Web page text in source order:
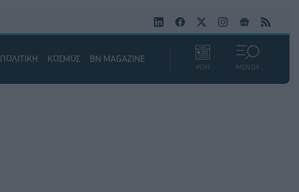
ΠΟΛΙΤΙΚΗ ΚΟΣΜΟΣ BN MAGAZINE
ΡΟΗ ΜΕΝΟΥ